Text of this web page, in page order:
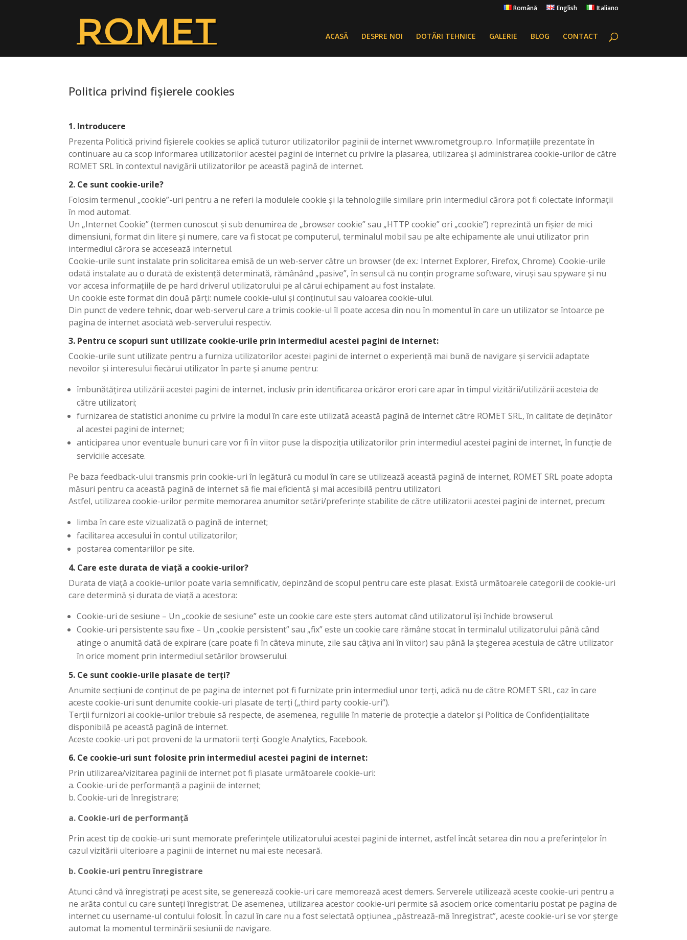
Română English Italiano
ACASĂ DESPRE NOI DOTĂRI TEHNICE GALERIE BLOG CONTACT
Politica privind fișierele cookies
1. Introducere
Prezenta Politică privind fișierele cookies se aplică tuturor utilizatorilor paginii de internet www.rometgroup.ro. Informațiile prezentate în
continuare au ca scop informarea utilizatorilor acestei pagini de internet cu privire la plasarea, utilizarea și administrarea cookie-urilor de către
ROMET SRL în contextul navigării utilizatorilor pe această pagină de internet.
2. Ce sunt cookie-urile?
Folosim termenul „cookie”-uri pentru a ne referi la modulele cookie și la tehnologiile similare prin intermediul cărora pot fi colectate informații
în mod automat.
Un „Internet Cookie” (termen cunoscut și sub denumirea de „browser cookie” sau „HTTP cookie” ori „cookie”) reprezintă un fișier de mici
dimensiuni, format din litere și numere, care va fi stocat pe computerul, terminalul mobil sau pe alte echipamente ale unui utilizator prin
intermediul cărora se accesează internetul.
Cookie-urile sunt instalate prin solicitarea emisă de un web-server către un browser (de ex.: Internet Explorer, Firefox, Chrome). Cookie-urile
odată instalate au o durată de existență determinată, rămânând „pasive”, în sensul că nu conțin programe software, viruși sau spyware și nu
vor accesa informațiile de pe hard driverul utilizatorului pe al cărui echipament au fost instalate.
Un cookie este format din două părți: numele cookie-ului și conținutul sau valoarea cookie-ului.
Din punct de vedere tehnic, doar web-serverul care a trimis cookie-ul îl poate accesa din nou în momentul în care un utilizator se întoarce pe
pagina de internet asociată web-serverului respectiv.
3. Pentru ce scopuri sunt utilizate cookie-urile prin intermediul acestei pagini de internet:
Cookie-urile sunt utilizate pentru a furniza utilizatorilor acestei pagini de internet o experiență mai bună de navigare și servicii adaptate
nevoilor și interesului fiecărui utilizator în parte și anume pentru:
îmbunătățirea utilizării acestei pagini de internet, inclusiv prin identificarea oricăror erori care apar în timpul vizitării/utilizării acesteia de
către utilizatori;
furnizarea de statistici anonime cu privire la modul în care este utilizată această pagină de internet către ROMET SRL, în calitate de deținător
al acestei pagini de internet;
anticiparea unor eventuale bunuri care vor fi în viitor puse la dispoziția utilizatorilor prin intermediul acestei pagini de internet, în funcție de
serviciile accesate.
Pe baza feedback-ului transmis prin cookie-uri în legătură cu modul în care se utilizează această pagină de internet, ROMET SRL poate adopta
măsuri pentru ca această pagină de internet să fie mai eficientă și mai accesibilă pentru utilizatori.
Astfel, utilizarea cookie-urilor permite memorarea anumitor setări/preferințe stabilite de către utilizatorii acestei pagini de internet, precum:
limba în care este vizualizată o pagină de internet;
facilitarea accesului în contul utilizatorilor;
postarea comentariilor pe site.
4. Care este durata de viață a cookie-urilor?
Durata de viață a cookie-urilor poate varia semnificativ, depinzând de scopul pentru care este plasat. Există următoarele categorii de cookie-uri
care determină și durata de viață a acestora:
Cookie-uri de sesiune – Un „cookie de sesiune” este un cookie care este șters automat când utilizatorul își închide browserul.
Cookie-uri persistente sau fixe – Un „cookie persistent” sau „fix” este un cookie care rămâne stocat în terminalul utilizatorului până când
atinge o anumită dată de expirare (care poate fi în câteva minute, zile sau câțiva ani în viitor) sau până la ștegerea acestuia de către utilizator
în orice moment prin intermediul setărilor browserului.
5. Ce sunt cookie-urile plasate de terți?
Anumite secțiuni de conținut de pe pagina de internet pot fi furnizate prin intermediul unor terți, adică nu de către ROMET SRL, caz în care
aceste cookie-uri sunt denumite cookie-uri plasate de terți („third party cookie-uri”).
Terții furnizori ai cookie-urilor trebuie să respecte, de asemenea, regulile în materie de protecție a datelor și Politica de Confidențialitate
disponibilă pe această pagină de internet.
Aceste cookie-uri pot proveni de la urmatorii terți: Google Analytics, Facebook.
6. Ce cookie-uri sunt folosite prin intermediul acestei pagini de internet:
Prin utilizarea/vizitarea paginii de internet pot fi plasate următoarele cookie-uri:
a. Cookie-uri de performanță a paginii de internet;
b. Cookie-uri de înregistrare;
a. Cookie-uri de performanță
Prin acest tip de cookie-uri sunt memorate preferințele utilizatorului acestei pagini de internet, astfel încât setarea din nou a preferințelor în
cazul vizitării ulterioare a paginii de internet nu mai este necesară.
b. Cookie-uri pentru înregistrare
Atunci când vă înregistrați pe acest site, se generează cookie-uri care memorează acest demers. Serverele utilizează aceste cookie-uri pentru a
ne arăta contul cu care sunteți înregistrat. De asemenea, utilizarea acestor cookie-uri permite să asociem orice comentariu postat pe pagina de
internet cu username-ul contului folosit. În cazul în care nu a fost selectată opțiunea „păstrează-mă înregistrat”, aceste cookie-uri se vor șterge
automat la momentul terminării sesiunii de navigare.